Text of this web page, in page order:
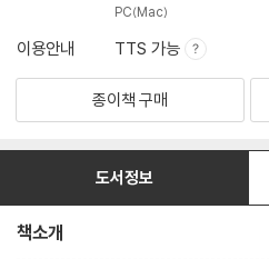
PC(Mac)
이용안내 TTS 가능
종이책 구매
도서정보
책소개